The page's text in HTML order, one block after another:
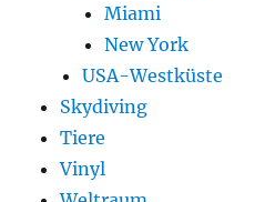
Miami
New York
USA-Westküste
Skydiving
Tiere
Vinyl